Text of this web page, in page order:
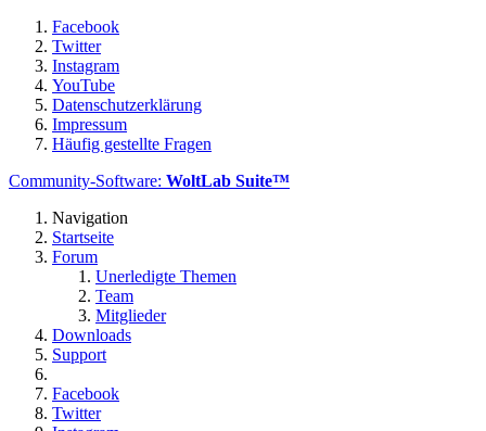
Facebook
Twitter
Instagram
YouTube
Datenschutzerklärung
Impressum
Häufig gestellte Fragen
Community-Software: WoltLab Suite™
Navigation
Startseite
Forum
Unerledigte Themen
Team
Mitglieder
Downloads
Support
Facebook
Twitter